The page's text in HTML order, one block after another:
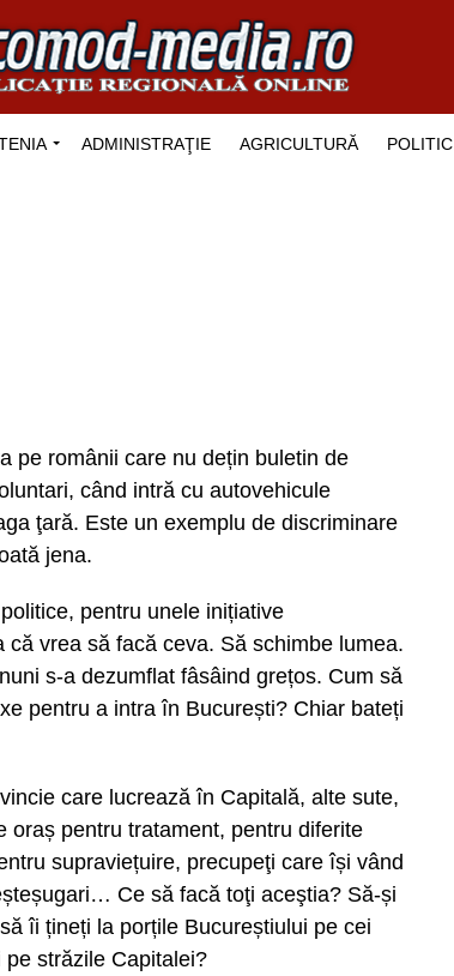
ADMINISTRAŢIE AGRICULTURĂ POLITIC
pe românii care nu dețin buletin de
când intră cu autovehicule
ţară. Este un exemplu de discriminare
jena.
pentru unele inițiative
vrea să facă ceva. Să schimbe lumea.
s-a dezumflat fâsâind grețos. Cum să
pentru a intra în București? Chiar bateți
care lucrează în Capitală, alte sute,
oraș pentru tratament, pentru diferite
supraviețuire, precupeţi care își vând
Ce să facă toţi aceştia? Să-și
îi țineți la porțile Bucureștiului pe cei
străzile Capitalei?